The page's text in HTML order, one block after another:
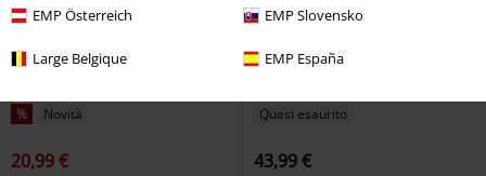
EMP Österreich EMP Slovensko
Large Belgique EMP España
% Novità
20,99 €
Quasi esaurito
43,99 €